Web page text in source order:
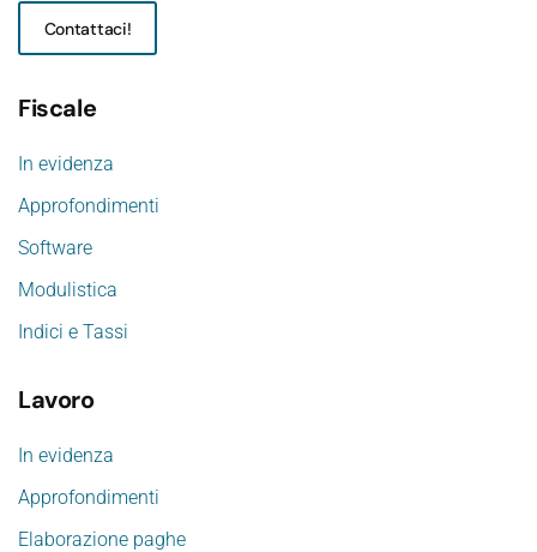
Contattaci!
Fiscale
In evidenza
Approfondimenti
Software
Modulistica
Indici e Tassi
Lavoro
In evidenza
Approfondimenti
Elaborazione paghe